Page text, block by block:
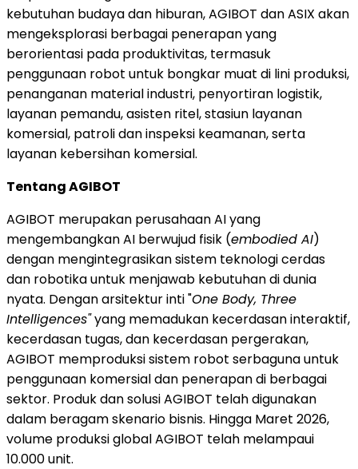
kebutuhan budaya dan hiburan, AGIBOT dan ASIX akan
mengeksplorasi berbagai penerapan yang
berorientasi pada produktivitas, termasuk
penggunaan robot untuk bongkar muat di lini produksi,
penanganan material industri, penyortiran logistik,
layanan pemandu, asisten ritel, stasiun layanan
komersial, patroli dan inspeksi keamanan, serta
layanan kebersihan komersial.
Tentang AGIBOT
AGIBOT merupakan perusahaan AI yang
mengembangkan AI berwujud fisik (embodied AI)
dengan mengintegrasikan sistem teknologi cerdas
dan robotika untuk menjawab kebutuhan di dunia
nyata. Dengan arsitektur inti "One Body, Three
Intelligences"yang memadukan kecerdasan interaktif,
kecerdasan tugas, dan kecerdasan pergerakan,
AGIBOT memproduksi sistem robot serbaguna untuk
penggunaan komersial dan penerapan di berbagai
sektor. Produk dan solusi AGIBOT telah digunakan
dalam beragam skenario bisnis. Hingga Maret 2026,
volume produksi global AGIBOT telah melampaui
10.000 unit.